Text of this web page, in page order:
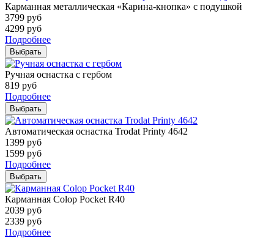
Карманная металлическая «Карина-кнопка» с подушкой
3799 руб
4299 руб
Подробнее
Выбрать
Ручная оснастка с гербом
819 руб
Подробнее
Выбрать
Автоматическая оснастка Trodat Printy 4642
1399 руб
1599 руб
Подробнее
Выбрать
Карманная Colop Pocket R40
2039 руб
2339 руб
Подробнее